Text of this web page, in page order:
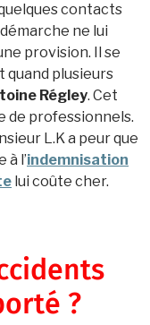
contacts
ne lui
provision. Il se
quand plusieurs
Régley. Cet
de professionnels.
L.K a peur que
l’indemnisation
lui coûte cher.
?